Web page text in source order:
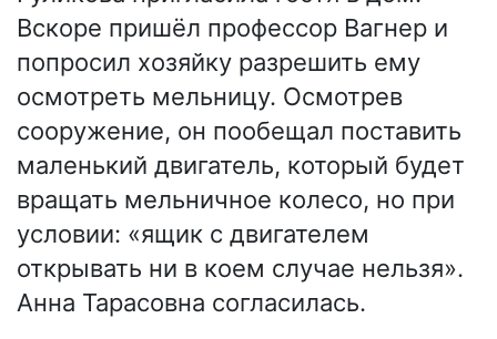
Вскоре пришёл профессор Вагнер и
попросил хозяйку разрешить ему
осмотреть мельницу. Осмотрев
сооружение, он пообещал поставить
маленький двигатель, который будет
вращать мельничное колесо, но при
условии: «ящик с двигателем
открывать ни в коем случае нельзя».
Анна Тарасовна согласилась.